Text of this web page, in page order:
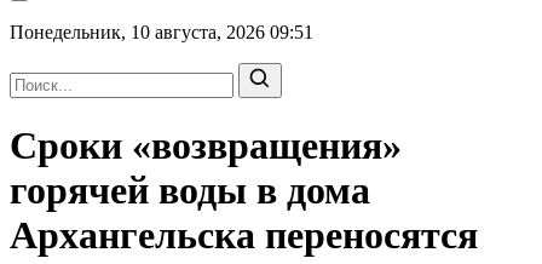
Понедельник, 10 августа, 2026 09:51
Сроки «возвращения»
горячей воды в дома
Архангельска переносятся